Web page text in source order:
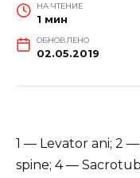
НА ЧТЕНИЕ
1 мин
ОБНОВЛЕНО
02.05.2019
1 — Levator ani; 2
spine; 4 —